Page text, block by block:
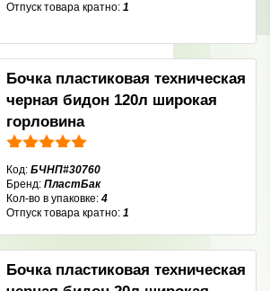
Отпуск товара кратно: 1
Бочка пластиковая техническая
черная бидон 120л широкая
горловина
Код: БЧНП#30760
Бренд: ПластБак
Кол-во в упаковке: 4
Отпуск товара кратно: 1
Бочка пластиковая техническая